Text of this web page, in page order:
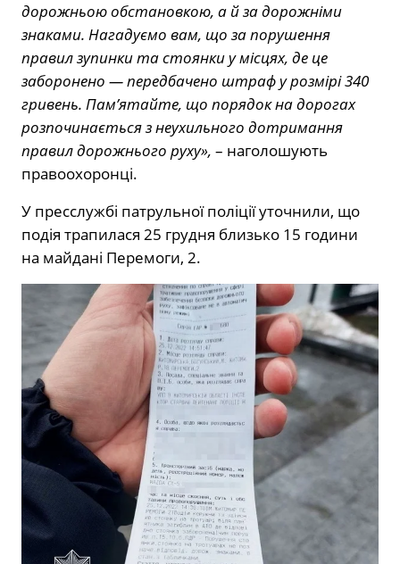
дорожньою обстановкою, а й за дорожніми
знаками. Нагадуємо вам, що за порушення
правил зупинки та стоянки у місцях, де це
заборонено — передбачено штраф у розмірі 340
гривень. Пам’ятайте, що порядок на дорогах
розпочинається з неухильного дотримання
правил дорожнього руху», – наголошують
правоохоронці.
У пресслужбі патрульної поліції уточнили, що
подія трапилася 25 грудня близько 15 години
на майдані Перемоги, 2.